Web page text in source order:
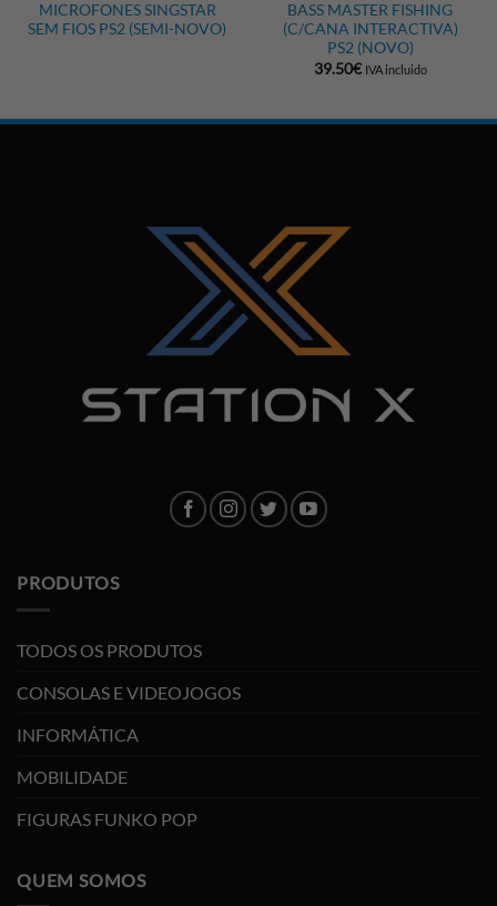
MICROFONES SINGSTAR
SEM FIOS PS2 (SEMI-NOVO)
BASS MASTER FISHING
(C/CANA INTERACTIVA)
PS2 (NOVO)
39.50€ IVA incluido
PRODUTOS
TODOS OS PRODUTOS
CONSOLAS E VIDEOJOGOS
INFORMÁTICA
MOBILIDADE
FIGURAS FUNKO POP
QUEM SOMOS